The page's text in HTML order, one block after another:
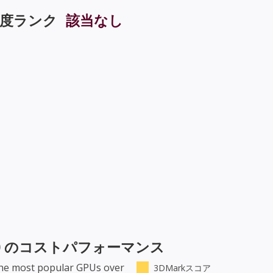
ランク 該当なし
のコストパフォーマンス
most popular GPUs over 3DMarkスコア